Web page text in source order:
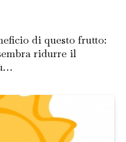
di questo frutto:
ridurre il